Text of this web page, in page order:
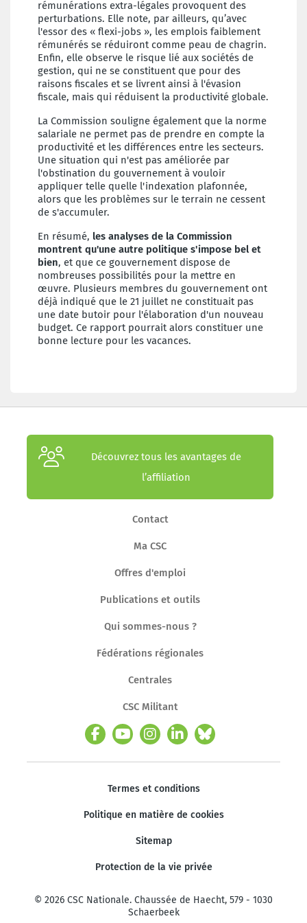
rémunérations extra-légales provoquent des
perturbations. Elle note, par ailleurs, qu’avec
l'essor des « flexi-jobs », les emplois faiblement
rémunérés se réduiront comme peau de chagrin.
Enfin, elle observe le risque lié aux sociétés de
gestion, qui ne se constituent que pour des
raisons fiscales et se livrent ainsi à l'évasion
fiscale, mais qui réduisent la productivité globale.
La Commission souligne également que la norme
salariale ne permet pas de prendre en compte la
productivité et les différences entre les secteurs.
Une situation qui n'est pas améliorée par
l'obstination du gouvernement à vouloir
appliquer telle quelle l'indexation plafonnée,
alors que les problèmes sur le terrain ne cessent
de s'accumuler.
En résumé, les analyses de la Commission
montrent qu'une autre politique s'impose bel et
bien, et que ce gouvernement dispose de
nombreuses possibilités pour la mettre en
œuvre. Plusieurs membres du gouvernement ont
déjà indiqué que le 21 juillet ne constituait pas
une date butoir pour l'élaboration d'un nouveau
budget. Ce rapport pourrait alors constituer une
bonne lecture pour les vacances.
Découvrez tous les avantages de
l’affiliation
Contact
Ma CSC
Offres d'emploi
Publications et outils
Qui sommes-nous ?
Fédérations régionales
Centrales
CSC Militant
Termes et conditions
Politique en matière de cookies
Sitemap
Protection de la vie privée
© 2026 CSC Nationale. Chaussée de Haecht, 579 - 1030
Schaerbeek